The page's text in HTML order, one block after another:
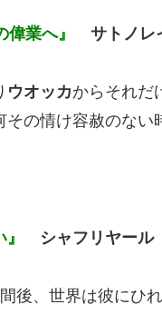
偉業へ』 サトノレ
ウオッカからそれだ
の情け容赦のない
シャフリヤール
後、世界は彼にひ